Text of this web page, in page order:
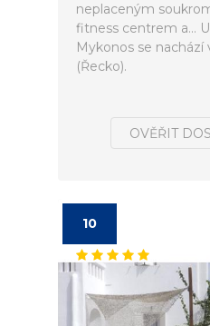
neplaceným
fitness centrem a...
Mykonos se nachází
(Řecko).
OVĚŘIT
10